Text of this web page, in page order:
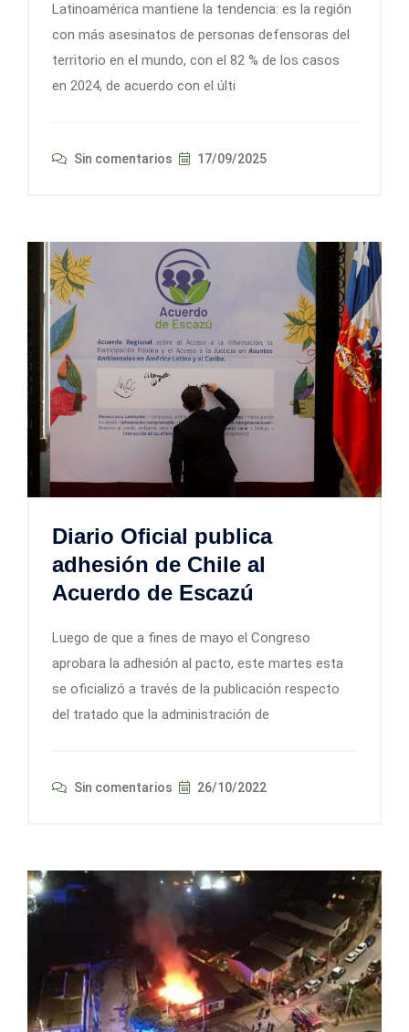
Latinoamérica mantiene la tendencia: es la región
con más asesinatos de personas defensoras del
territorio en el mundo, con el 82 % de los casos
en 2024, de acuerdo con el últi
Sin comentarios 17/09/2025
Diario Oficial publica
adhesión de Chile al
Acuerdo de Escazú
Luego de que a fines de mayo el Congreso
aprobara la adhesión al pacto, este martes esta
se oficializó a través de la publicación respecto
del tratado que la administración de
Sin comentarios 26/10/2022